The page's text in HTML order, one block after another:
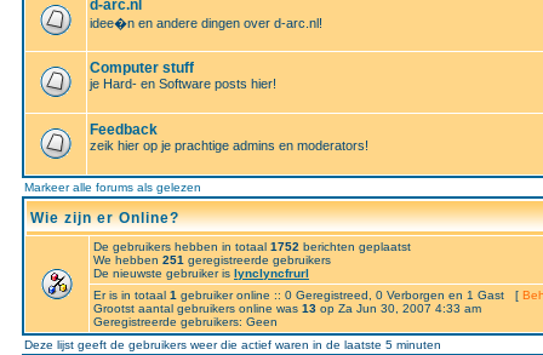
d-arc.nl
idee�n en andere dingen over d-arc.nl!
Computer stuff
je Hard- en Software posts hier!
Feedback
zeik hier op je prachtige admins en moderators!
Markeer alle forums als gelezen
Wie zijn er Online?
De gebruikers hebben in totaal 1752 berichten geplaatst
We hebben 251 geregistreerde gebruikers
De nieuwste gebruiker is lynclyncfrurl
Er is in totaal 1 gebruiker online :: 0 Geregistreed, 0 Verborgen en 1 Gast [
Grootst aantal gebruikers online was 13 op Za Jun 30, 2007 4:33 am
Geregistreerde gebruikers: Geen
Deze lijst geeft de gebruikers weer die actief waren in de laatste 5 minuten